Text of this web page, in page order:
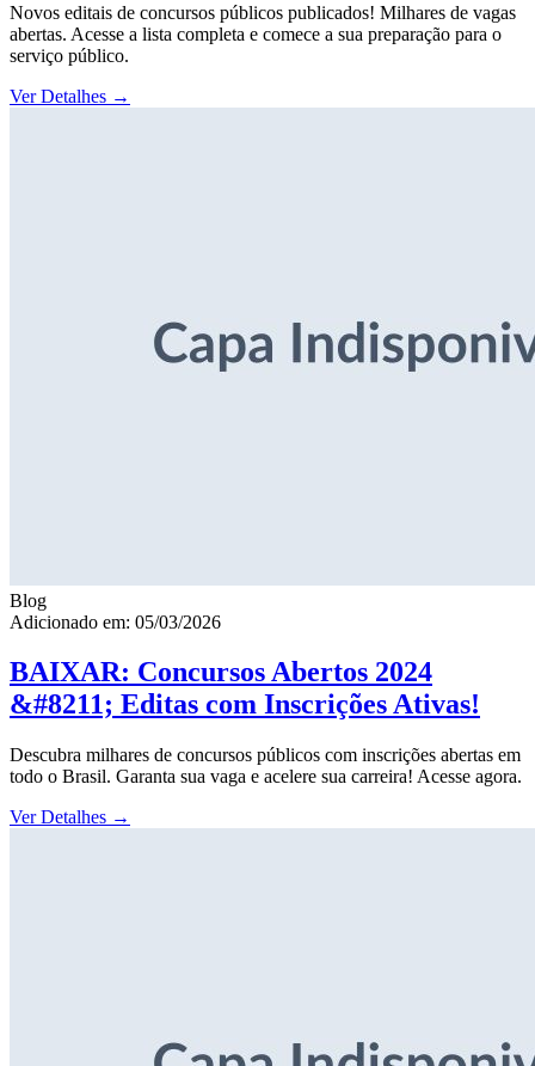
Novos editais de concursos públicos publicados! Milhares de vagas
abertas. Acesse a lista completa e comece a sua preparação para o
serviço público.
Ver Detalhes →
Blog
Adicionado em: 05/03/2026
BAIXAR: Concursos Abertos 2024
&#8211; Editas com Inscrições Ativas!
Descubra milhares de concursos públicos com inscrições abertas em
todo o Brasil. Garanta sua vaga e acelere sua carreira! Acesse agora.
Ver Detalhes →